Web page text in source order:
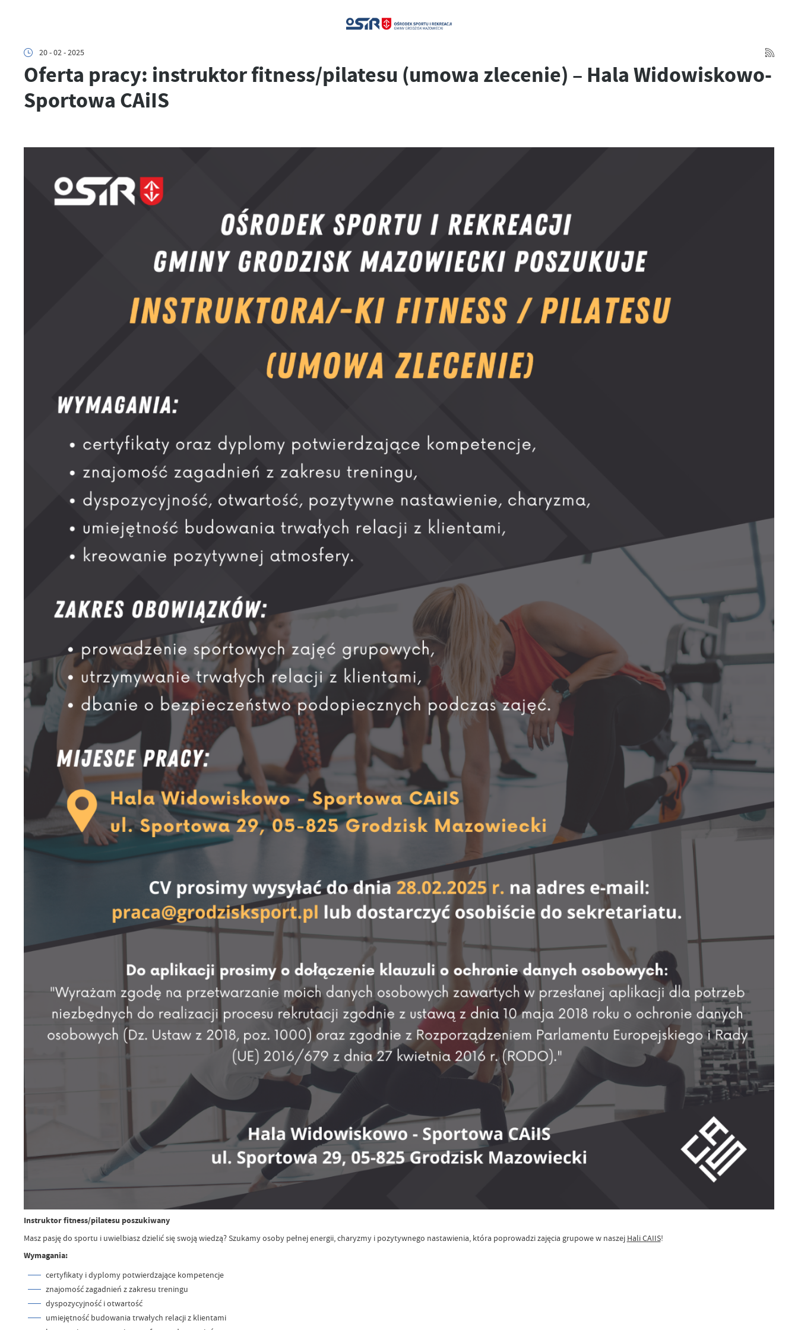
20 - 02 - 2025
Oferta pracy: instruktor fitness/pilatesu (umowa zlecenie) – Hala Widowiskowo-
Sportowa CAiIS
Instruktor fitness/pilatesu poszukiwany
Masz pasję do sportu i uwielbiasz dzielić się swoją wiedzą? Szukamy osoby pełnej energii, charyzmy i pozytywnego nastawienia, która poprowadzi zajęcia grupowe w naszej Hali CAIIS!
Wymagania:
certyfikaty i dyplomy potwierdzające kompetencje
znajomość zagadnień z zakresu treningu
dyspozycyjność i otwartość
umiejętność budowania trwałych relacji z klientami